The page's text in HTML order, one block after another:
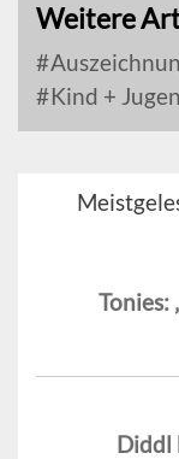
Weitere
Kind +
Tonies:
Diddl